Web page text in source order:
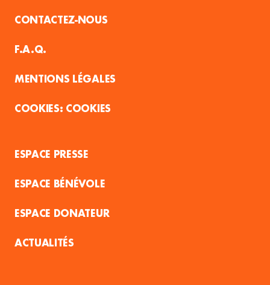
CONTACTEZ-NOUS
F.A.Q.
MENTIONS LÉGALES
COOKIES
ESPACE PRESSE
ESPACE BÉNÉVOLE
ESPACE DONATEUR
ACTUALITÉS